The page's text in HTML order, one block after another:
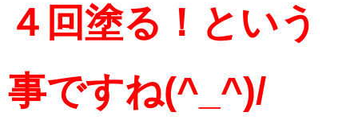
４回塗る！という
事ですね(^_^)/